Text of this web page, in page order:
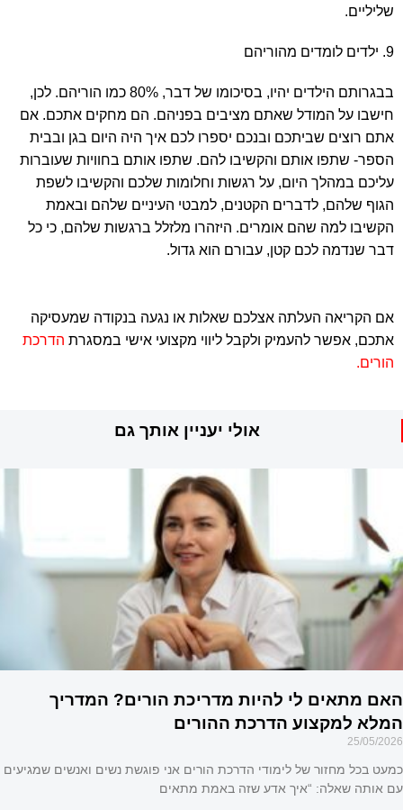
שליליים.
9. ילדים לומדים מהוריהם
בבגרותם הילדים יהיו, בסיכומו של דבר, 80% כמו הוריהם. לכן,
חישבו על המודל שאתם מציבים בפניהם. הם מחקים אתכם. אם
אתם רוצים שביתכם ובנכם יספרו לכם איך היה היום בגן ובבית
הספר- שתפו אותם והקשיבו להם. שתפו אותם בחוויות שעוברות
עליכם במהלך היום, על רגשות וחלומות שלכם והקשיבו לשפת
הגוף שלהם, לדברים הקטנים, למבטי העיניים שלהם ובאמת
הקשיבו למה שהם אומרים. היזהרו מלזלל ברגשות שלהם, כי כל
דבר שנדמה לכם קטן, עבורם הוא גדול.
אם הקריאה העלתה אצלכם שאלות או נגעה בנקודה שמעסיקה
אתכם, אפשר להעמיק ולקבל ליווי מקצועי אישי במסגרת הדרכת
הורים.
25/05/2026
כמעט בכל מחזור של לימודי הדרכת הורים אני פוגשת נשים ואנשים שמגיעים
עם אותה שאלה: “איך אדע שזה באמת מתאים